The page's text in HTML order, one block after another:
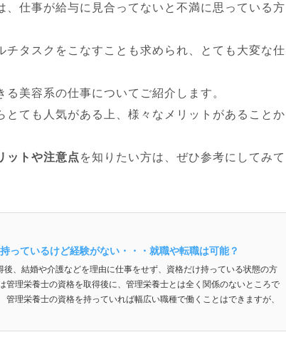
tt
er
e
e
n
a
ck er
e
st
仕事が給与に見合ってないと不満に思っている方
タスクをこなすことも求められ、とても大変な仕
美容系の仕事についてご紹介します。
ても人気がある上、様々なメリットがあることか
ットや注意点 を知りたい方は、ぜひ参考にしてみて
っているけど経験がない・・・就職や転職は可能？
後、結婚や介護などを理由に仕事をせず、資格だけ持っている状態の方
管理栄養士の資格を取得後に、管理栄養士とは全く関係のないところで
管理栄養士の資格を持っていれば幅広い職種で働くことはできますが、